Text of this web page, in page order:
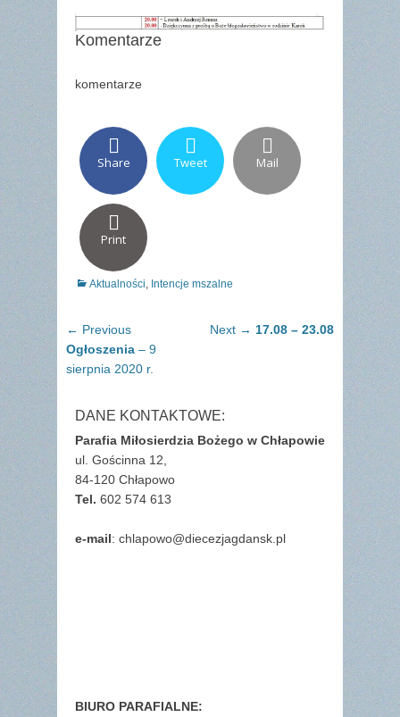
Komentarze
komentarze
Share Tweet Mail
Print
Categories
Aktualności, Intencje mszalne
Nawigacja
wpisu
← PreviousPrevious
post:
Ogłoszenia – 9
sierpnia 2020 r.
Next → Next
17.08 – 23.08
DANE KONTAKTOWE:
Parafia Miłosierdzia Bożego w Chłapowie
ul. Gościnna 12,
84-120 Chłapowo
Tel. 602 574 613
e-mail: chlapowo@diecezjagdansk.pl
BIURO PARAFIALNE: